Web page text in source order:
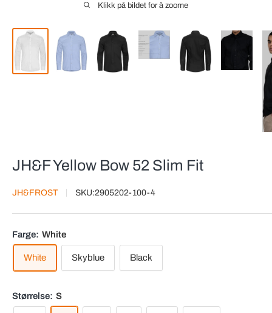
Klikk på bildet for å zoome
JH&F Yellow Bow 52 Slim Fit
JH&FROST SKU:2905202-100-4
Farge: White
White Skyblue Black
Størrelse: S